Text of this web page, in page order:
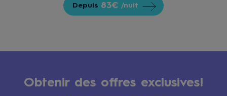
Depuis 83€ /nuit
Obtenir des offres exclusives!